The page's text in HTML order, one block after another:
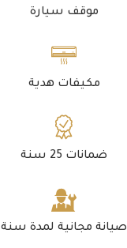
موقف سيارة
مكيفات هدية
ضمانات 25 سنة
صيانة مجانية لمدة سنة